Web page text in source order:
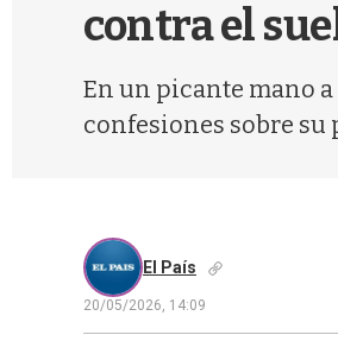
contra el
En un picante mano
confesiones sobre su
El País
20/05/2026, 14:09